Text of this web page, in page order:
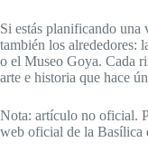
Si estás planificando una
también los alrededores:
o el Museo Goya. Cada
arte e historia que hace
Nota: artículo no oficial.
web oficial de la Basílica